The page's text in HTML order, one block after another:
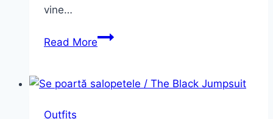
vine…
Read MoreBlack
Outfits